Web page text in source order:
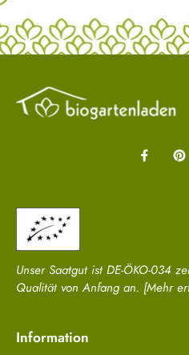
Unser Saatgut ist DE-ÖKO-034
Qualität von Anfang an. [Mehr
Information